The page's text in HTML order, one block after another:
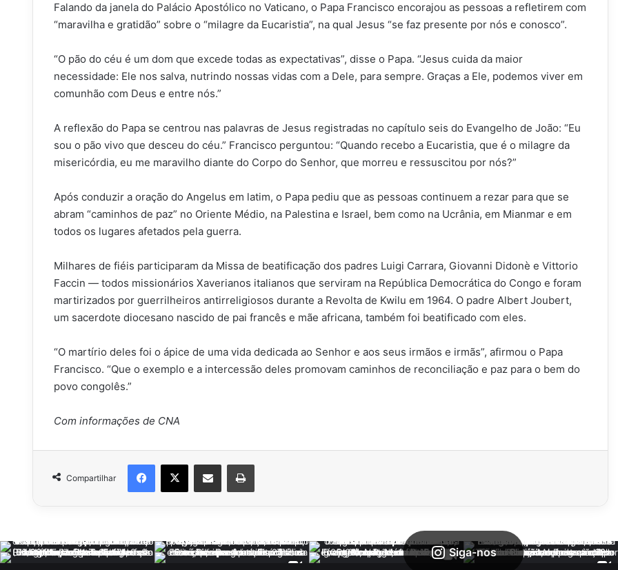
Falando da janela do Palácio Apostólico no Vaticano, o Papa Francisco encorajou as pessoas a refletirem com
“maravilha e gratidão” sobre o “milagre da Eucaristia”, na qual Jesus “se faz presente por nós e conosco”.
“O pão do céu é um dom que excede todas as expectativas”, disse o Papa. “Jesus cuida da maior
necessidade: Ele nos salva, nutrindo nossas vidas com a Dele, para sempre. Graças a Ele, podemos viver em
comunhão com Deus e entre nós.”
A reflexão do Papa se centrou nas palavras de Jesus registradas no capítulo seis do Evangelho de João: “Eu
sou o pão vivo que desceu do céu.” Francisco perguntou: “Quando recebo a Eucaristia, que é o milagre da
misericórdia, eu me maravilho diante do Corpo do Senhor, que morreu e ressuscitou por nós?”
Após conduzir a oração do Angelus em latim, o Papa pediu que as pessoas continuem a rezar para que se
abram “caminhos de paz” no Oriente Médio, na Palestina e Israel, bem como na Ucrânia, em Mianmar e em
todos os lugares afetados pela guerra.
Milhares de fiéis participaram da Missa de beatificação dos padres Luigi Carrara, Giovanni Didonè e Vittorio
Faccin — todos missionários Xaverianos italianos que serviram na República Democrática do Congo e foram
martirizados por guerrilheiros antirreligiosos durante a Revolta de Kwilu em 1964. O padre Albert Joubert,
um sacerdote diocesano nascido de pai francês e mãe africana, também foi beatificado com eles.
“O martírio deles foi o ápice de uma vida dedicada ao Senhor e aos seus irmãos e irmãs”, afirmou o Papa
Francisco. “Que o exemplo e a intercessão deles promovam caminhos de reconciliação e paz para o bem do
povo congolês.”
Com informações de CNA
Compartilhar
Siga-nos